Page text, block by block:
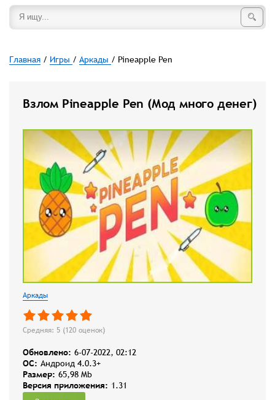
Главная / Игры / Аркады / Pineapple Pen
Взлом Pineapple Pen (Мод много денег)
Аркады
Средняя: 5 (120 оценок)
Обновлено: 6-07-2022, 02:12
OC: Андроид 4.0.3+
Размер: 65,98 Mb
Версия приложения: 1.31